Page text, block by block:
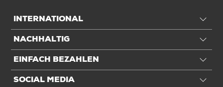
INTERNATIONAL
NACHHALTIG
EINFACH BEZAHLEN
SOCIAL MEDIA